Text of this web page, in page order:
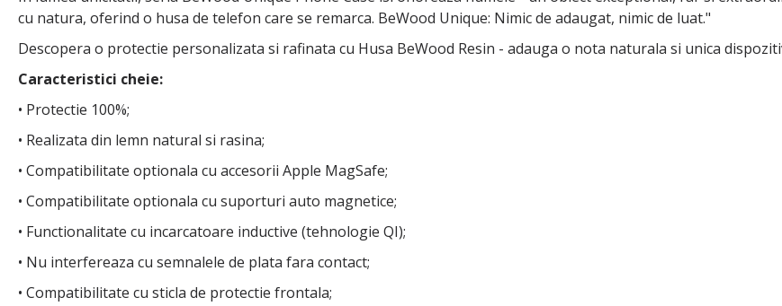
cu natura, oferind o husa de telefon care se remarca. BeWood Unique: Nimic de adaugat, nimic de luat."
Descopera o protectie personalizata si rafinata cu Husa BeWood Resin - adauga o nota naturala si unica
Caracteristici cheie:
• Protectie 100%;
• Realizata din lemn natural si rasina;
• Compatibilitate optionala cu accesorii Apple MagSafe;
• Compatibilitate optionala cu suporturi auto magnetice;
• Functionalitate cu incarcatoare inductive (tehnologie QI);
• Nu interfereaza cu semnalele de plata fara contact;
• Compatibilitate cu sticla de protectie frontala;